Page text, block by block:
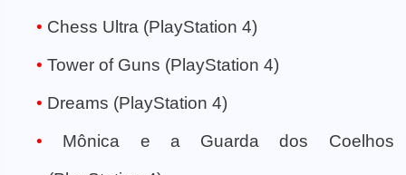
Chess Ultra (PlayStation 4)
Tower of Guns (PlayStation 4)
Dreams (PlayStation 4)
Mônica e a Guarda dos Coelhos